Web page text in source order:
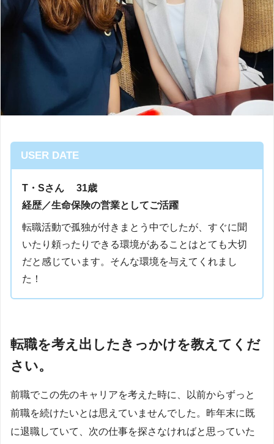
USER DATE
T・Sさん 31歳
経歴／生命保険の営業としてご活躍
転職活動で孤独が付きまとう中でしたが、すぐに聞
いたり頼ったりできる環境があることはとても大切
だと感じています。そんな環境を与えてくれまし
た！
転職を考え出したきっかけを教えてくだ
さい。
前職でこの先のキャリアを考えた時に、以前からずっと
前職を続けたいとは思えていませんでした。昨年末に既
に退職していて、次の仕事を探さなければと思っていた